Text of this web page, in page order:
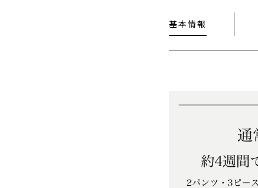
基本情報